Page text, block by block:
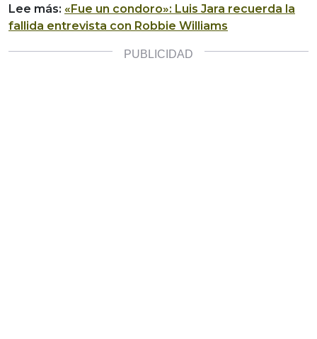
Lee más: «Fue un condoro»: Luis Jara recuerda la
fallida entrevista con Robbie Williams